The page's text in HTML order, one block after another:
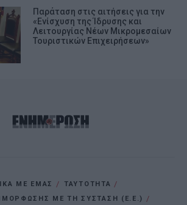
Παράταση στις αιτήσεις για την
«Ενίσχυση της Ίδρυσης και
Λειτουργίας Νέων Μικρομεσαίων
Τουριστικών Επιχειρήσεων»
ΜΕ ΕΜΑΣ
ΤΑΥΤΟΤΗΤΑ
ΜΕ ΤΗ ΣΥΣΤΑΣΗ (Ε.Ε.)